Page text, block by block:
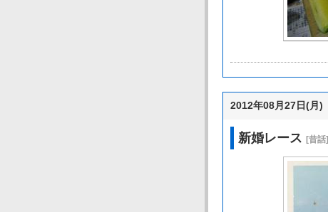
2012年08月27日(月)
新婚レース [昔話]